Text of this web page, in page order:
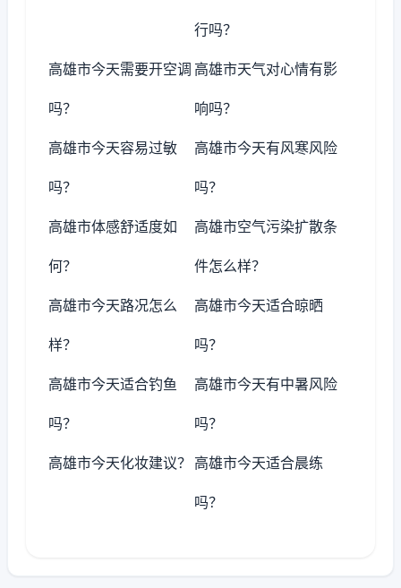
行吗？
高雄市今天需要开空调
吗？
高雄市天气对心情有影
响吗？
高雄市今天容易过敏
吗？
高雄市今天有风寒风险
吗？
高雄市体感舒适度如
何？
高雄市空气污染扩散条
件怎么样？
高雄市今天路况怎么
样？
高雄市今天适合晾晒
吗？
高雄市今天适合钓鱼
吗？
高雄市今天有中暑风险
吗？
高雄市今天化妆建议？ 高雄市今天适合晨练
吗？